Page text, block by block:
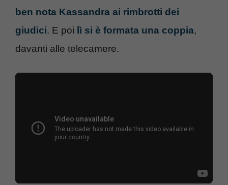
ben nota Kassandra ai rimbrotti dei
giudici. E poi lì si è formata una coppia,
davanti alle telecamere.